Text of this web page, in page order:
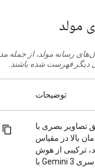
مولد
رسانه مولد، از جمله
فهرست شده باشند.
توضیحات
تصاویر بصری با
بالا در مقیاس
ترکیبی از هوش
سری Gemini 3 با